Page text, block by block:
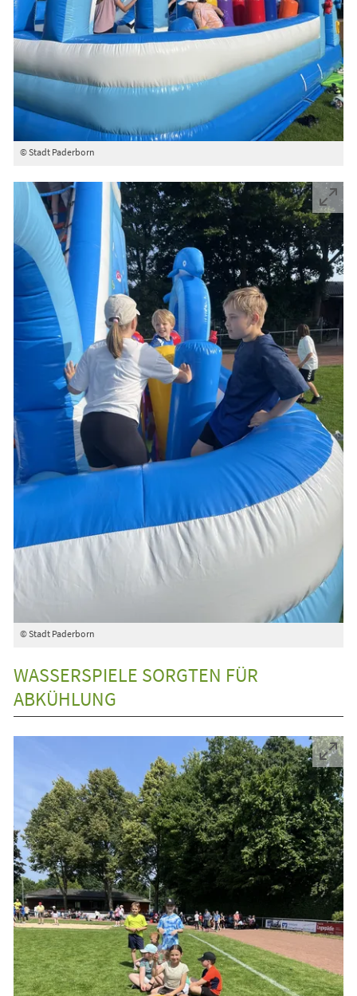
© Stadt Paderborn
© Stadt Paderborn
WASSERSPIELE SORGTEN FÜR
ABKÜHLUNG